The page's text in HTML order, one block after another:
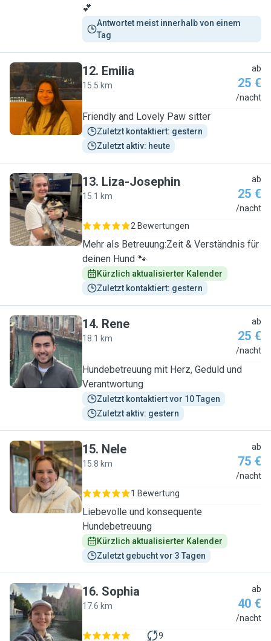
💕
Antwortet meist innerhalb von einem
Tag
E
12. Emilia
15.5 km
ab
25 €
/nacht
Friendly and Lovely Paw sitter
Zuletzt kontaktiert: gestern
Zuletzt aktiv: heute
L
13. Liza-Josephin
15.1 km
ab
25 €
/nacht
2 Bewertungen
Mehr als Betreuung:Zeit & Verständnis für
deinen Hund 🐾
Kürzlich aktualisierter Kalender
Zuletzt kontaktiert: gestern
R
14. Rene
18.1 km
ab
25 €
/nacht
Hundebetreuung mit Herz, Geduld und
Verantwortung
Zuletzt kontaktiert vor 10 Tagen
Zuletzt aktiv: gestern
N
15. Nele
15.8 km
ab
75 €
/nacht
1 Bewertung
Liebevolle und konsequente
Hundebetreuung
Kürzlich aktualisierter Kalender
Zuletzt gebucht vor 3 Tagen
S
16. Sophia
17.6 km
ab
40 €
/nacht
9